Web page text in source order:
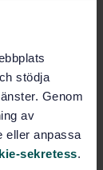
stödja
Genom
av
eller anpassa
sekretess.
för
6916-